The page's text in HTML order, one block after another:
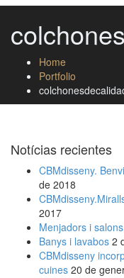
Home
Portfolio
Notícias recientes
CBMdisseny.
de 2018
2017
Menjadors i salons
Banys i lavabos 2
CBMdisseny
cuines 20 de